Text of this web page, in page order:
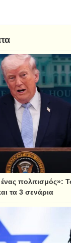
πολιτισμός»:
τα 3 σενάρια